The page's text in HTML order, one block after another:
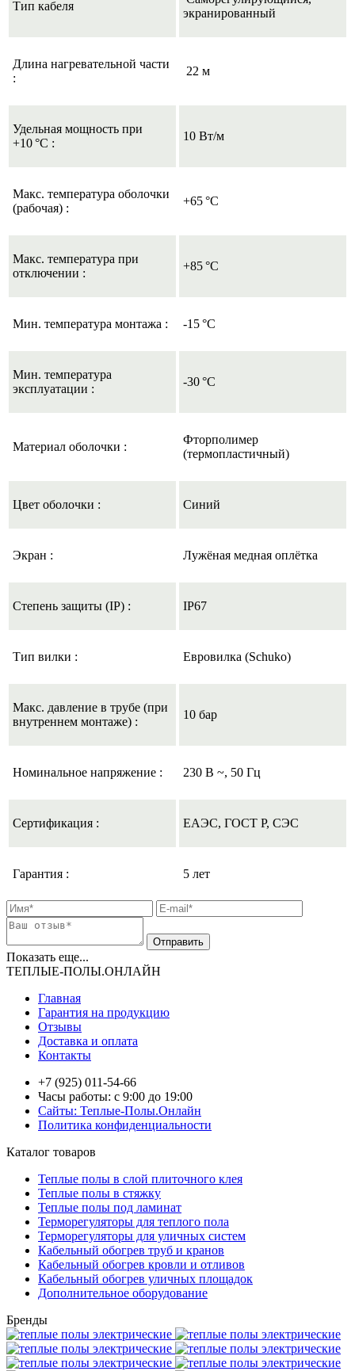
Тип кабеля
экранированный
Длина нагревательной части
:
22 м
Удельная мощность при
+10 °C :
10 Вт/м
Макс. температура оболочки
(рабочая) :
+65 °C
Макс. температура при
отключении :
+85 °C
Мин. температура монтажа : -15 °C
Мин. температура
эксплуатации :
-30 °C
Материал оболочки :
Фторполимер
(термопластичный)
Цвет оболочки : Синий
Экран : Лужёная медная оплётка
Степень защиты (IP) : IP67
Тип вилки : Евровилка (Schuko)
Макс. давление в трубе (при
внутреннем монтаже) :
10 бар
Номинальное напряжение : 230 В ~, 50 Гц
Сертификация : ЕАЭС, ГОСТ Р, СЭС
Гарантия : 5 лет
Показать еще...
ТЕПЛЫЕ-ПОЛЫ.ОНЛАЙН
Главная
Гарантия на продукцию
Отзывы
Доставка и оплата
Контакты
+7 (925) 011-54-66
Часы работы: с 9:00 до 19:00
Сайты: Теплые-Полы.Онлайн
Политика конфиденциальности
Каталог товаров
Теплые полы в слой плиточного клея
Теплые полы в стяжку
Теплые полы под ламинат
Терморегуляторы для теплого пола
Терморегуляторы для уличных систем
Кабельный обогрев труб и кранов
Кабельный обогрев кровли и отливов
Кабельный обогрев уличных площадок
Дополнительное оборудование
Бренды